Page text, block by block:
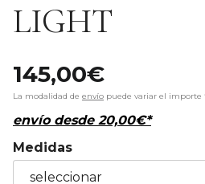
LIGHT
145,00€
La modalidad de envío puede variar el importe
envío desde 20,00€*
Medidas